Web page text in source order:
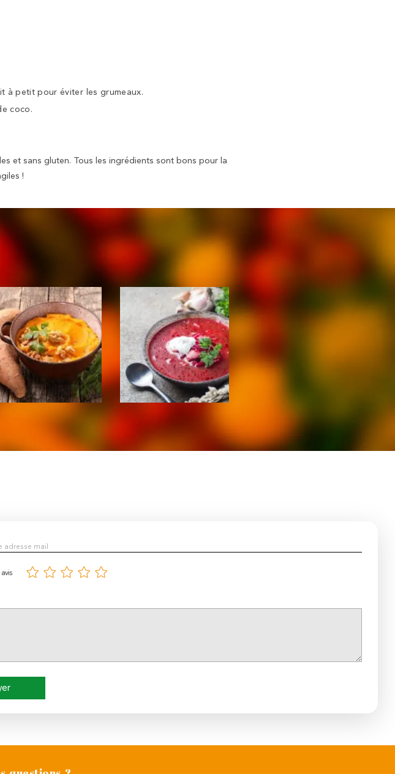
à petit pour éviter les grumeaux.
coco.
et sans gluten. Tous les ingrédients sont bons pour la
!